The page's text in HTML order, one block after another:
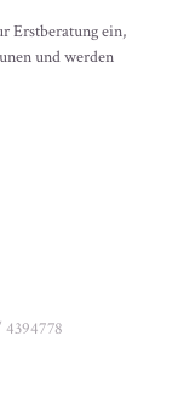
Erstberatung ein,
und werden